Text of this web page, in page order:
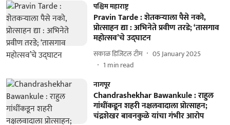
पश्चिम महाराष्ट्र
Pravin Tarde : शेतकऱ्याला पैसे नको,
प्रोत्साहन द्या : अभिनेते प्रवीण तरडे; ‘तासगाव
महोत्सव’चे उद्‌घाटन
सकाळ डिजिटल टीम
05 January 2025
1 min read
नागपूर
Chandrashekhar Bawankule : राहुल
गांधींकडून शहरी नक्षलवादाला प्रोत्साहन;
चंद्रशेखर बावनकुळे यांचा गंभीर आरोप